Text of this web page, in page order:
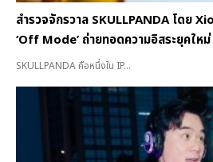
สำรวจจักรวาล SKULLPANDA โดย
‘Off Mode’ ถ่ายทอดความอิสระยุคใหม่
SKULLPANDA คือหนึ่งใน IP...